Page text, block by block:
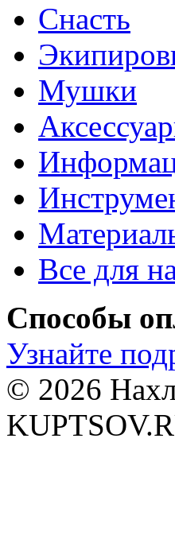
Снасть
Мушки
Все для
Способы
Узнайте
© 2026